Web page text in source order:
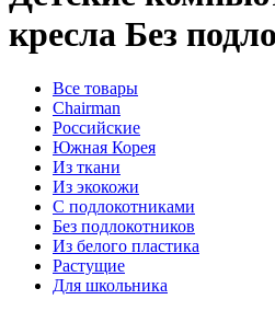
кресла Без
Все товары
Chairman
Российские
Южная Корея
Из ткани
Из экокожи
C подлокотниками
Без подлокотников
Из белого пластика
Растущие
Для школьника